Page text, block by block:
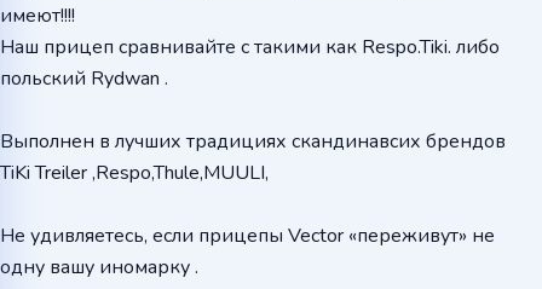
имеют!!!!
Наш прицеп сравнивайте с такими как Respo.Tiki. либо
польский Rydwan .
Выполнен в лучших традициях скандинавсих брендов
TiKi Treiler ,Respo,Thule,MUULI,
Не удивляетесь, если прицепы Vector «переживут» не
одну вашу иномарку .